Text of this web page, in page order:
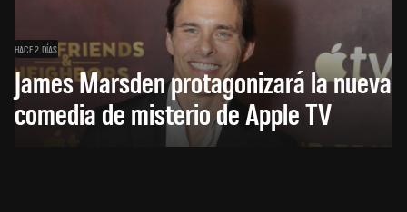
HACE 2 DÍAS
James Marsden protagonizará la nueva
comedia de misterio de Apple TV